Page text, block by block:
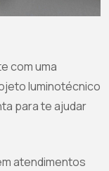
com uma
luminotécnico
para te ajudar
atendimentos